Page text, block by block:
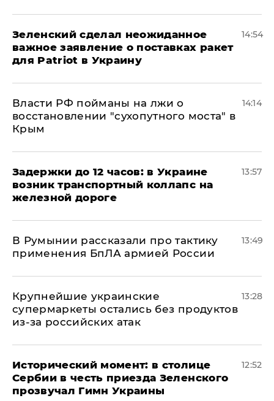
Зеленский сделал неожиданное
важное заявление о поставках ракет
для Patriot в Украину
14:54
Власти РФ пойманы на лжи о
восстановлении "сухопутного моста" в
Крым
14:14
Задержки до 12 часов: в Украине
возник транспортный коллапс на
железной дороге
13:57
В Румынии рассказали про тактику
применения БпЛА армией России
13:49
Крупнейшие украинские
супермаркеты остались без продуктов
из-за российских атак
13:28
Исторический момент: в столице
Сербии в честь приезда Зеленского
прозвучал Гимн Украины
12:52